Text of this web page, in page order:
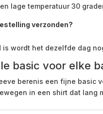
lage temperatuur 30
verzonden?
is wordt het dezelfde dag
basic voor elke
berenis een fijne basic
in een shirt dat lang